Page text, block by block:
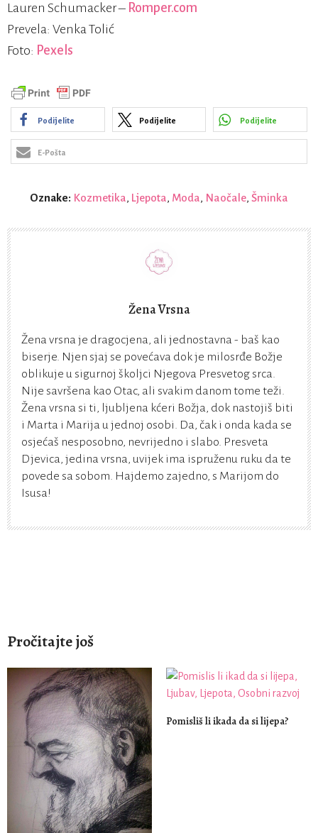
Lauren Schumacker – Romper.com
Prevela: Venka Tolić
Foto: Pexels
Podijelite Podijelite Podijelite
E-Pošta
Oznake: Kozmetika, Ljepota, Moda, Naočale, Šminka
Žena Vrsna
Žena vrsna je dragocjena, ali jednostavna - baš kao
biserje. Njen sjaj se povećava dok je milosrđe Božje
oblikuje u sigurnoj školjci Njegova Presvetog srca.
Nije savršena kao Otac, ali svakim danom tome teži.
Žena vrsna si ti, ljubljena kćeri Božja, dok nastojiš biti
i Marta i Marija u jednoj osobi. Da, čak i onda kada se
osjećaš nesposobno, nevrijedno i slabo. Presveta
Djevica, jedina vrsna, uvijek ima ispruženu ruku da te
povede sa sobom. Hajdemo zajedno, s Marijom do
Isusa!
Pročitajte još
Pomisliš li ikada da si lijepa?